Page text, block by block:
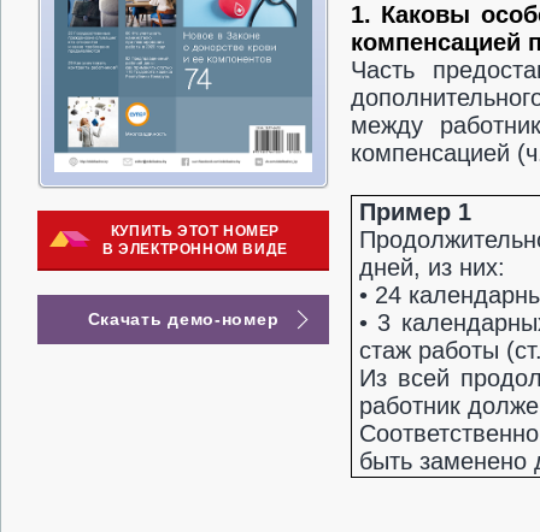
КУПИТЬ ЭТОТ НОМЕР
В ЭЛЕКТРОННОМ ВИДЕ
Скачать демо-номер
1. Каковы
компенсацией
Часть
между
компенсацией
Пример 1
дней, из них:
• 24
• 3
стаж работы
Из всей
работник
быть заменено